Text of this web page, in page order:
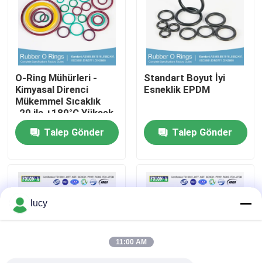
Hakkımızda
Fabrika turu
Kalite kontrol
Bize ulaşın
Haberler
Tüm servis talepleri
O-Ring Mühürleri -
Kimyasal Direnci
Mükemmel Sıcaklık
-20 ila +180°C Yüksek
Uzunluk
Talep Gönder
Standart Boyut İyi
Esneklik EPDM
Talep Gönder
lucy
11:00 AM